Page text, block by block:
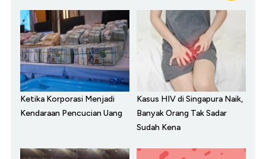
Ketika Korporasi Menjadi
Kendaraan Pencucian Uang
Kasus HIV di Singapura Naik,
Banyak Orang Tak Sadar
Sudah Kena